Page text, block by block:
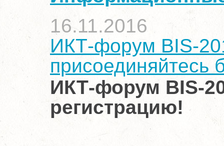
16.11.2016
ИКТ-форум BIS-
присоединяйтесь
ИКТ-форум BIS-
регистрацию!